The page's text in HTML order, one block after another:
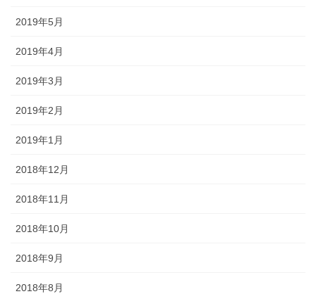
2019年5月
2019年4月
2019年3月
2019年2月
2019年1月
2018年12月
2018年11月
2018年10月
2018年9月
2018年8月